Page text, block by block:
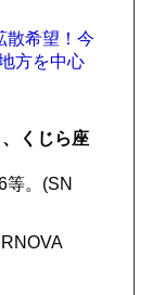
散希望！今
方を中心
くじら座
等。(SN